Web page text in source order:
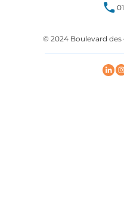
© 2024 Boulevard des